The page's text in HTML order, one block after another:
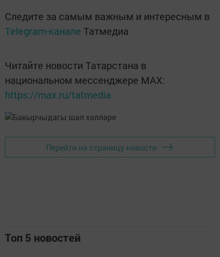
Следите за самым важным и интересным в
Telegram-канале Татмедиа
Читайте новости Татарстана в
национальном мессенджере MАХ:
https://max.ru/tatmedia
Перейти на страницу новости
Топ 5 новостей